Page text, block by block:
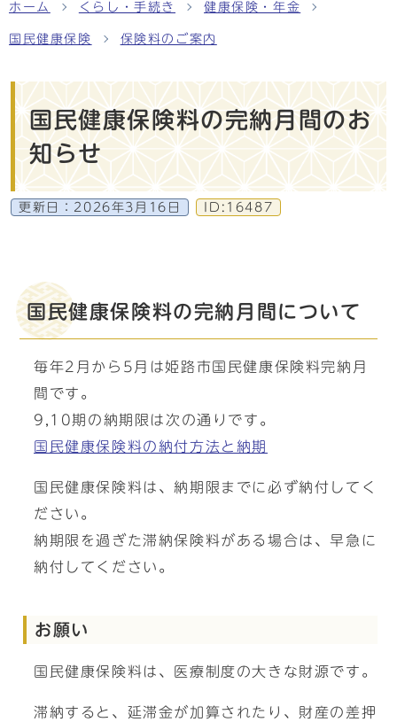
ホーム くらし・手続き 健康保険・年金
国民健康保険 保険料のご案内
国民健康保険料の完納月間のお
知らせ
更新日： 2026年3月16日 ID:16487
国民健康保険料の完納月間について
毎年2月から5月は姫路市国民健康保険料完納月
間です。
9,10期の納期限は次の通りです。
国民健康保険料の納付方法と納期
国民健康保険料は、納期限までに必ず納付してく
ださい。
納期限を過ぎた滞納保険料がある場合は、早急に
納付してください。
お願い
国民健康保険料は、医療制度の大きな財源です。
滞納すると、延滞金が加算されたり、財産の差押